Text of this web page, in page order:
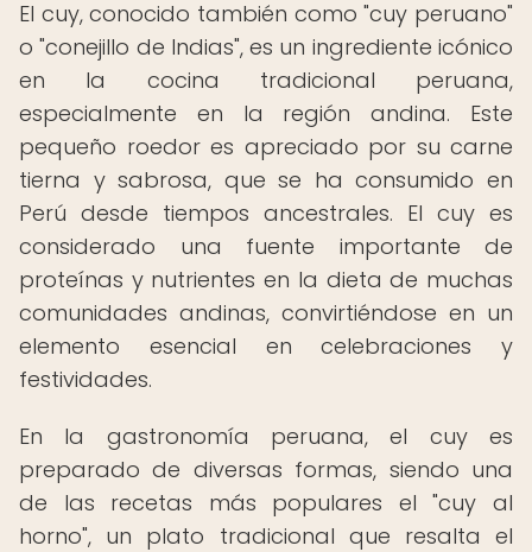
El cuy, conocido también como "cuy peruano"
o "conejillo de Indias", es un ingrediente icónico
en la cocina tradicional peruana,
especialmente en la región andina. Este
pequeño roedor es apreciado por su carne
tierna y sabrosa, que se ha consumido en
Perú desde tiempos ancestrales. El cuy es
considerado una fuente importante de
proteínas y nutrientes en la dieta de muchas
comunidades andinas, convirtiéndose en un
elemento esencial en celebraciones y
festividades.
En la gastronomía peruana, el cuy es
preparado de diversas formas, siendo una
de las recetas más populares el "cuy al
horno", un plato tradicional que resalta el